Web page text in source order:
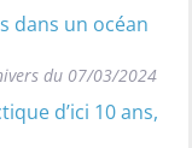
dans un océan
du 07/03/2024
d’ici 10 ans,